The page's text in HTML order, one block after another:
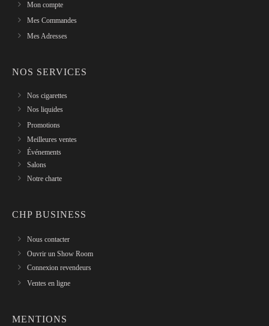
Mon compte
Mes Commandes
Mes Adresses
NOS SERVICES
Nos cigarettes
Nos liquides
Promotions
Meilleures ventes
Événements
Salons
Notre charte
CHP BUSINESS
Nous contacter
Ouvrir un Show Room
Connexion revendeurs
Ventes en ligne
MENTIONS